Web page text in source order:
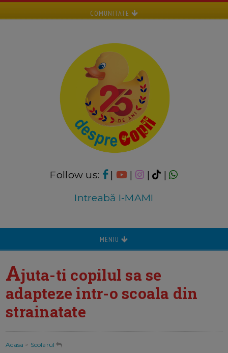
COMUNITATE
Follow us: | | |
|
Intreabă I-MAMI
MENIU
Ajuta-ti copilul sa se
adapteze intr-o scoala din
strainatate
Acasa > Scolarul